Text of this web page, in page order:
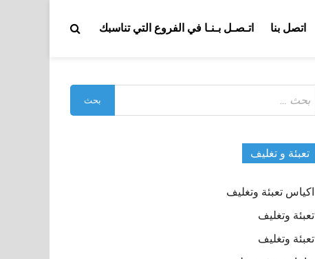
اتصل بنا اتـصـل بـنـا في الفروع التي تناسبك
عن:
تعبئة و تغليف
اكياس تعبئة وتغليف
تعبئة وتغليف
تعبئة وتغليف